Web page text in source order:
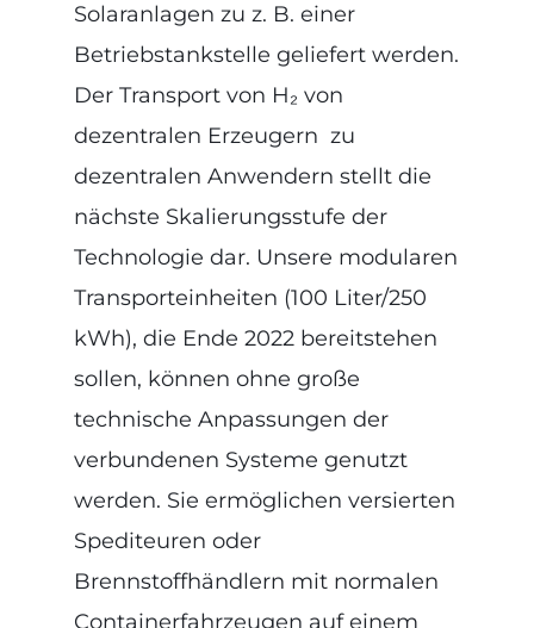
Solaranlagen zu z. B. einer
Betriebstankstelle geliefert werden.
Der Transport von H₂ von
dezentralen Erzeugern zu
dezentralen Anwendern stellt die
nächste Skalierungsstufe der
Technologie dar. Unsere modularen
Transporteinheiten (100 Liter/250
kWh), die Ende 2022 bereitstehen
sollen, können ohne große
technische Anpassungen der
verbundenen Systeme genutzt
werden. Sie ermöglichen versierten
Spediteuren oder
Brennstoffhändlern mit normalen
Containerfahrzeugen auf einem